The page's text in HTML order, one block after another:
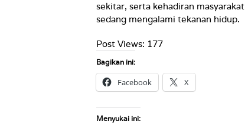
sekitar, serta kehadiran
sedang mengalami tekanan hidup.
Post Views: 177
Bagikan ini:
Facebook X
Menyukai ini: